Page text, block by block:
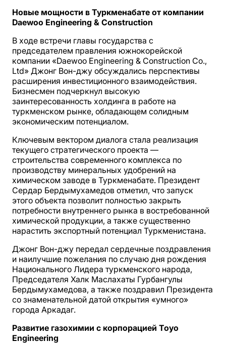
Новые мощности в Туркменабате от компании
Daewoo Engineering & Construction
В ходе встречи главы государства с
председателем правления южнокорейской
компании «Daewoo Engineering & Construction Co.,
Ltd» Джонг Вон-джу обсуждались перспективы
расширения инвестиционного взаимодействия.
Бизнесмен подчеркнул высокую
заинтересованность холдинга в работе на
туркменском рынке, обладающем солидным
экономическим потенциалом.
Ключевым вектором диалога стала реализация
текущего стратегического проекта —
строительства современного комплекса по
производству минеральных удобрений на
химическом заводе в Туркменабате. Президент
Сердар Бердымухамедов отметил, что запуск
этого объекта позволит полностью закрыть
потребности внутреннего рынка в востребованной
химической продукции, а также существенно
нарастить экспортный потенциал Туркменистана.
Джонг Вон-джу передал сердечные поздравления
и наилучшие пожелания по случаю дня рождения
Национального Лидера туркменского народа,
Председателя Халк Маслахаты Гурбангулы
Бердымухамедова, а также поздравил Президента
со знаменательной датой открытия «умного»
города Аркадаг.
Развитие газохимии с корпорацией Toyo
Engineering